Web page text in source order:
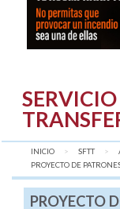
INICIO SFTT
AQUÍ:
PROYECTO DE
PROYECTO